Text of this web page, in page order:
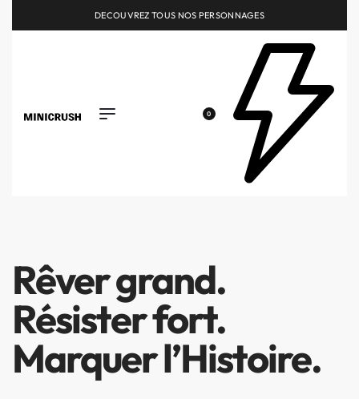
DECOUVREZ TOUS NOS PERSONNAGES
0
Rêver grand.
Résister fort.
Marquer l’Histoire.